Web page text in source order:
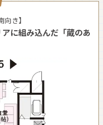
向き】
に組み込んだ「蔵のあ